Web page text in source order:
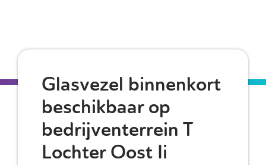
Glasvezel binnenkort
beschikbaar op
bedrijventerrein T
Lochter Oost Ii